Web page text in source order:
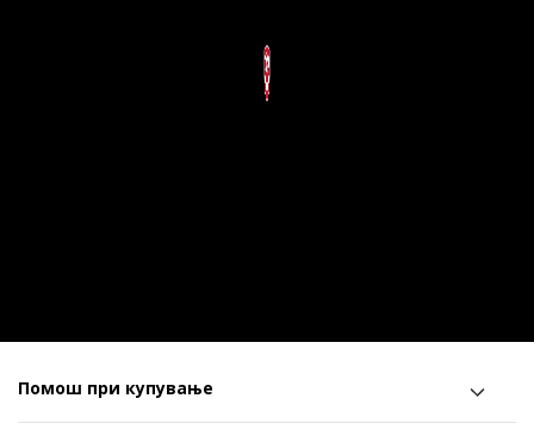
Помош при купување